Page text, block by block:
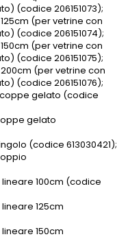
(codice 206151073);
(per vetrine con
(codice 206151074);
(per vetrine con
(codice 206151075);
(per vetrine con
(codice 206151076);
coppe gelato (codice
gelato
(codice 613030421);
100cm (codice
125cm
150cm